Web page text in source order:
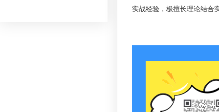
实战经验，极擅长理论结合